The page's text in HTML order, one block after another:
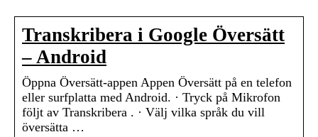
Transkribera i Google Översätt
– Android
Öppna Översätt-appen Appen Översätt på en telefon
eller surfplatta med Android. · Tryck på Mikrofon
följt av Transkribera . · Välj vilka språk du vill
översätta …